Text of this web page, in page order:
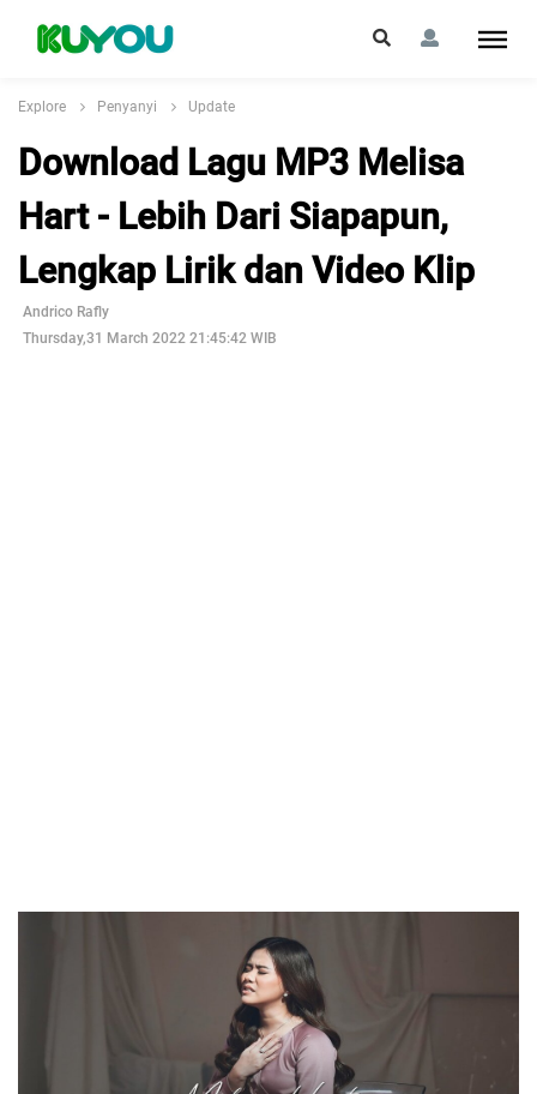
Explore Penyanyi Update
Download Lagu MP3 Melisa
Hart - Lebih Dari Siapapun,
Lengkap Lirik dan Video Klip
Andrico Rafly
Thursday,31 March 2022 21:45:42 WIB